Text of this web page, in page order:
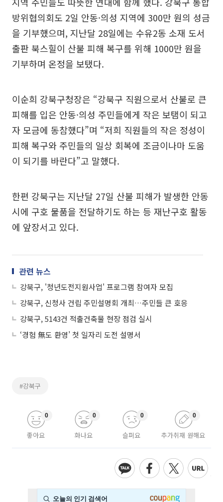
방위협의회도 2일 안동·의성 지역에 300만 원의 성금
을 기부했으며, 지난달 28일에는 수유2동 소재 도서
출판 북스힐이 산불 피해 복구를 위해 1000만 원을
기부하며 온정을 보탰다.
이순희 강북구청장은 “강북구 직원으로서 산불로 큰
피해를 입은 안동·의성 주민들에게 작은 보탬이 되고
자 모금에 동참했다”며 “저희 직원들의 작은 정성이
피해 복구와 주민들의 일상 회복에 조금이나마 도움
이 되기를 바란다”고 말했다.
한편 강북구는 지난달 27일 산불 피해가 발생한 안동
시에 구호 물품을 전달하기도 하는 등 재난구호 활동
에 앞장서고 있다.
관련 뉴스
강북구, '청년도전지원사업' 프로그램 참여자 모집
강북구, 신청사 건립 주민설명회 개최…주민들 큰 호응
강북구, 5143건 적출건축물 현장 점검 실시
‘경험 無도 환영’ 첫 일자리 도전 설명서
#강북구
좋아요
0
화나요
0
슬퍼요
0
추가취재 원해요
0